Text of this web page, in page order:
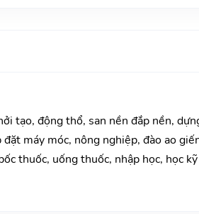
tạo, động thổ, san nền đắp nền,
máy móc, nông nghiệp, đào ao
thuốc, uống thuốc, nhập học, học